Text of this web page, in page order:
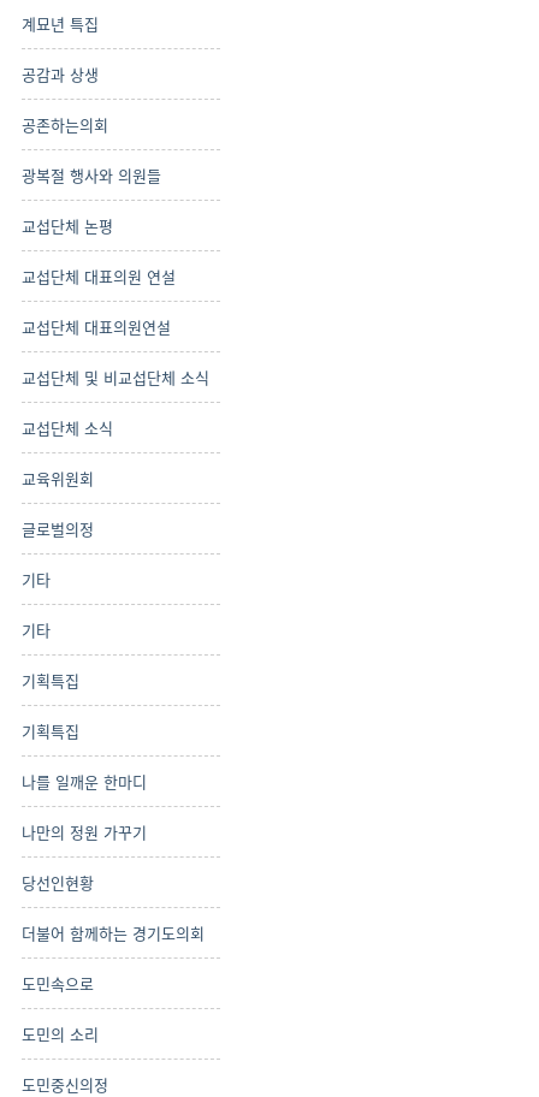
계묘년 특집
공감과 상생
공존하는의회
광복절 행사와 의원들
교섭단체 논평
교섭단체 대표의원 연설
교섭단체 대표의원연설
교섭단체 및 비교섭단체 소식
교섭단체 소식
교육위원회
글로벌의정
기타
기타
기획특집
기획특집
나를 일깨운 한마디
나만의 정원 가꾸기
당선인현황
더불어 함께하는 경기도의회
도민속으로
도민의 소리
도민중신의정